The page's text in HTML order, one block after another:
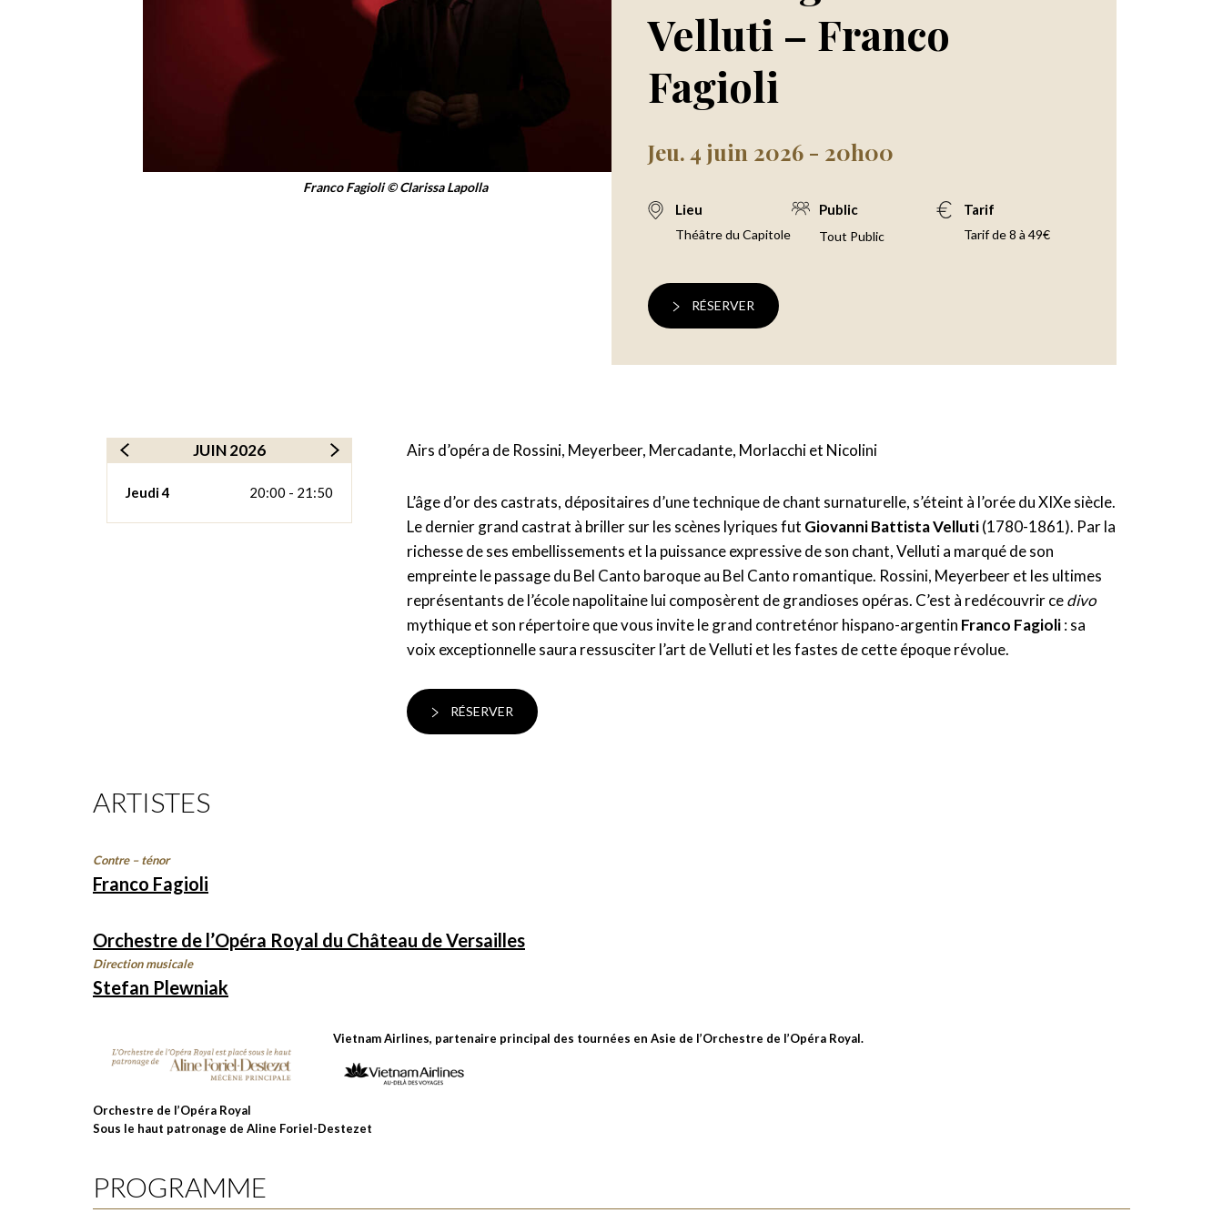
Franco Fagioli © Clarissa Lapolla
Velluti – Franco
Fagioli
Jeu. 4 juin 2026 - 20h00
Lieu
Théâtre du Capitole
Public
Tout Public
Tarif
Tarif de 8 à 49€
RÉSERVER
JUIN 2026
Jeudi 4 20:00 - 21:50
Airs d’opéra de Rossini, Meyerbeer, Mercadante, Morlacchi et Nicolini
L’âge d’or des castrats, dépositaires d’une technique de chant surnaturelle, s’éteint à l’orée du XIXe siècle.
Le dernier grand castrat à briller sur les scènes lyriques fut Giovanni Battista Velluti(1780-1861). Par la
richesse de ses embellissements et la puissance expressive de son chant, Velluti a marqué de son
empreinte le passage du Bel Canto baroque au Bel Canto romantique. Rossini, Meyerbeer et les ultimes
représentants de l’école napolitaine lui composèrent de grandioses opéras. C’est à redécouvrir cedivo
mythique et son répertoire que vous invite le grand contreténor hispano-argentin Franco Fagioli: sa
voix exceptionnelle saura ressusciter l’art de Velluti et les fastes de cette époque révolue.
RÉSERVER
ARTISTES
Contre – ténor
Franco Fagioli
Orchestre de l’Opéra Royal du Château de Versailles
Direction musicale
Stefan Plewniak
Vietnam Airlines, partenaire principal des tournées en Asie de l’Orchestre de l’Opéra Royal.
Orchestre de l’Opéra Royal
Sous le haut patronage de Aline Foriel-Destezet
PROGRAMME